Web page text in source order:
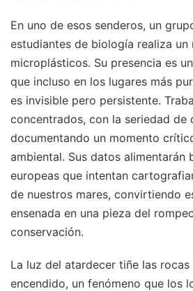
En uno de esos senderos, un
estudiantes de biología realiza un
microplásticos. Su presencia es
que incluso en los lugares más
es invisible pero persistente.
concentrados, con la seriedad de
documentando un momento
ambiental. Sus datos alimentarán
europeas que intentan
de nuestros mares, convirtiendo
ensenada en una pieza del
conservación.
La luz del atardecer tiñe las rocas
encendido, un fenómeno que los